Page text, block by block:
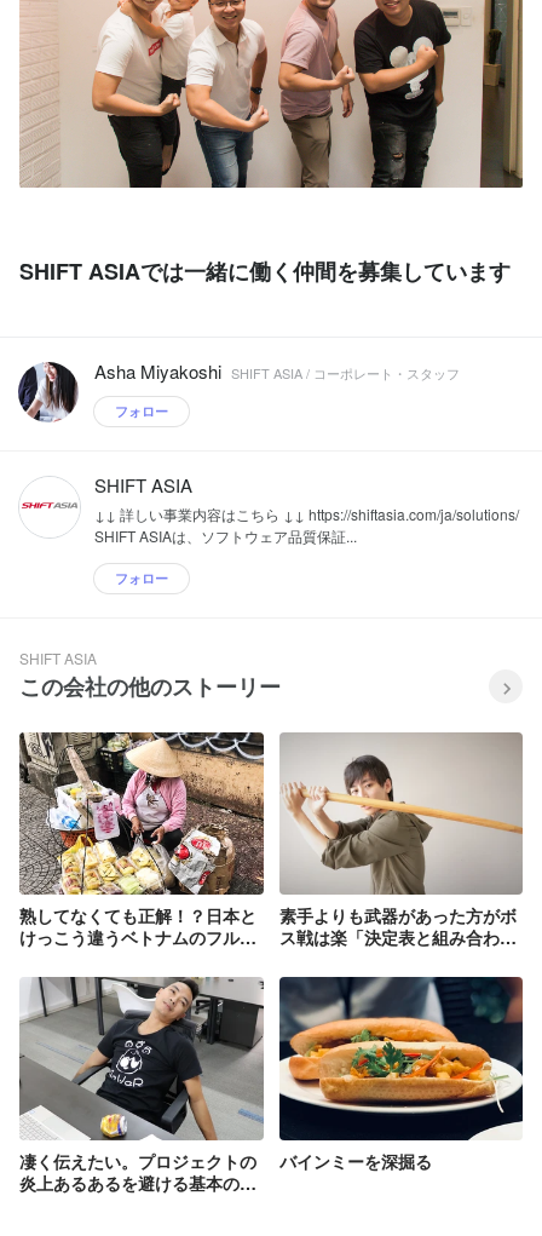
SHIFT ASIAでは一緒に働く仲間を募集しています
Asha Miyakoshi SHIFT ASIA / コーポレート・スタッフ
フォロー
SHIFT ASIA
↓↓ 詳しい事業内容はこちら ↓↓ https://shiftasia.com/ja/solutions/
SHIFT ASIAは、ソフトウェア品質保証...
フォロー
SHIFT ASIA
この会社の他のストーリー
熟してなくても正解！？日本と
けっこう違うベトナムのフルー
素手よりも武器があった方がボ
ス戦は楽「決定表と組み合わせ
凄く伝えたい。プロジェクトの
炎上あるあるを避ける基本の考
バインミーを深掘る